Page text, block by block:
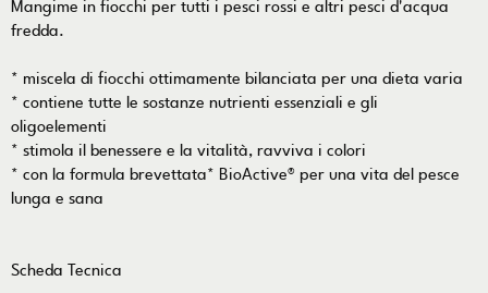
Mangime in fiocchi per tutti i pesci rossi e altri pesci d'acqua
fredda.
* miscela di fiocchi ottimamente bilanciata per una dieta varia
* contiene tutte le sostanze nutrienti essenziali e gli
oligoelementi
* stimola il benessere e la vitalità, ravviva i colori
* con la formula brevettata* BioActive® per una vita del pesce
lunga e sana
Scheda Tecnica